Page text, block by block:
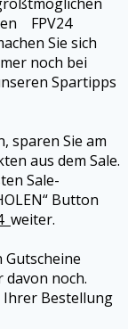
FPV24
Sie sich
noch bei
Spartipps
sparen Sie am
aus dem Sale.
Sale-
Button
weiter.
Gutscheine
noch.
Ihrer Bestellung